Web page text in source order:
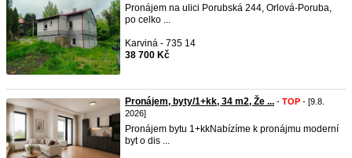
Pronájem na ulici Porubská 244, Orlová-Poruba,
po celko ...
Karviná - 735 14
38 700 Kč
Pronájem, byty/1+kk, 34 m2, Že ... - TOP - [9.8.
2026]
Pronájem bytu 1+kkNabízíme k pronájmu moderní
byt o dis ...